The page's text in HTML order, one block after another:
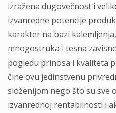
izražena dugovečnost i
izvanredne potencije
karakter na bazi
mnogostruka i tesna
pogledu prinosa i kvaliteta
čine ovu jedinstvenu
složenijom nego što su sve
izvanrednoj rentabilnosti i